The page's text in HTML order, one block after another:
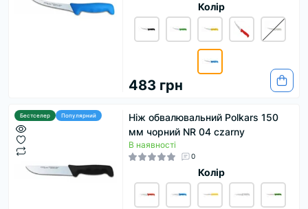
Колір
483 грн
Бестселер Популярний
Ніж обвалювальний Polkars 150
мм чорний NR 04 czarny
В наявності
0
Колір